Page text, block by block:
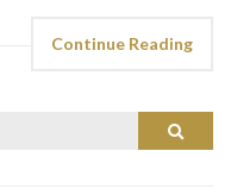
Continue Reading
Search